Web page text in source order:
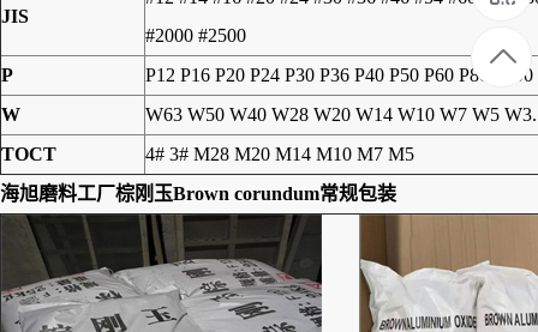
JIS
#2000 #2500
P
P12 P16 P20 P24 P30 P36 P40 P50 P60 P80
W
W63 W50 W40 W28 W20 W14 W10 W7 W5
TOCT
4# 3# M28 M20 M14 M10 M7 M5
海旭磨料工厂棕刚玉Brown corundum常规包装